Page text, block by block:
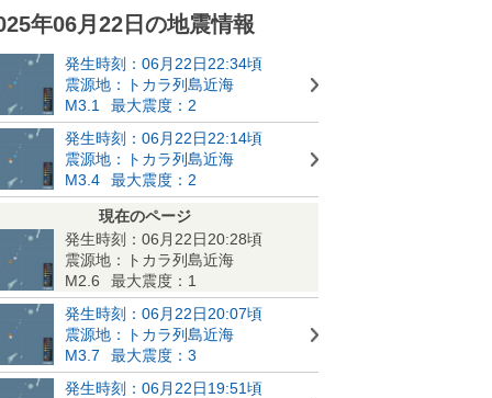
年06月22日の地震情報
発生時刻：06月22日22:34頃
震源地：トカラ列島近海
M3.1
最大震度：2
発生時刻：06月22日22:14頃
震源地：トカラ列島近海
M3.4
最大震度：2
現在のページ
発生時刻：06月22日20:28頃
震源地：トカラ列島近海
M2.6
最大震度：1
発生時刻：06月22日20:07頃
震源地：トカラ列島近海
M3.7
最大震度：3
発生時刻：06月22日19:51頃